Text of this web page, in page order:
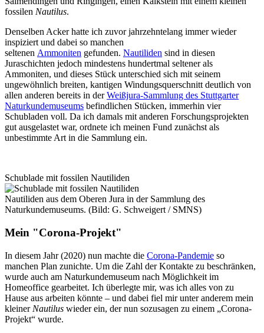
fossilen Nautilus.
Denselben Acker hatte ich zuvor jahrzehntelang immer wieder
inspiziert und dabei so manchen
seltenen Ammoniten gefunden. Nautiliden sind in diesen
Juraschichten jedoch mindestens hundertmal seltener als
Ammoniten, und dieses Stück unterschied sich mit seinem
ungewöhnlich breiten, kantigen Windungsquerschnitt deutlich von
allen anderen bereits in derWeißjura-Sammlung des Stuttgarter
Naturkundemuseums befindlichen Stücken, immerhin vier
Schubladen voll. Da ich damals mit anderen Forschungsprojekten
gut ausgelastet war, ordnete ich meinen Fund zunächst als
unbestimmte Art in die Sammlung ein.
Schublade mit fossilen Nautiliden
Nautiliden aus dem Oberen Jura in der Sammlung des
Naturkundemuseums. (Bild: G. Schweigert / SMNS)
Mein "Corona-Projekt"
In diesem Jahr (2020) nun machte die Corona-Pandemie so
manchen Plan zunichte. Um die Zahl der Kontakte zu beschränken,
wurde auch am Naturkundemuseum nach Möglichkeit im
Homeoffice gearbeitet. Ich überlegte mir, was ich alles von zu
Hause aus arbeiten könnte – und dabei fiel mir unter anderem mein
kleiner Nautilus wieder ein, der nun sozusagen zu einem „Corona-
Projekt“ wurde.